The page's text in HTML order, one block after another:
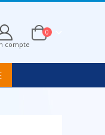
compte
0